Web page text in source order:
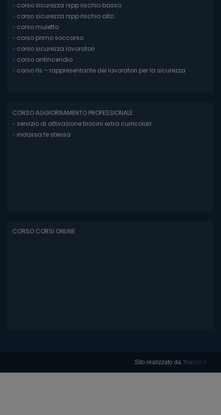
» corso sicurezza rspp rischio basso
» corso sicurezza rspp rischio alto
» corso muletto
» corso primo soccorso
» corso sicurezza lavoratori
» corso antincendio
» corso rls – rappresentante dei lavoratori per la sicurezza
CORSO AGGIORNAMENTO PROFESSIONALE
» servizio di attivazione tirocini extra curricolari
» indossa te stessa
CORSO CORSI ONLINE
Sito realizzato da TosNet.it